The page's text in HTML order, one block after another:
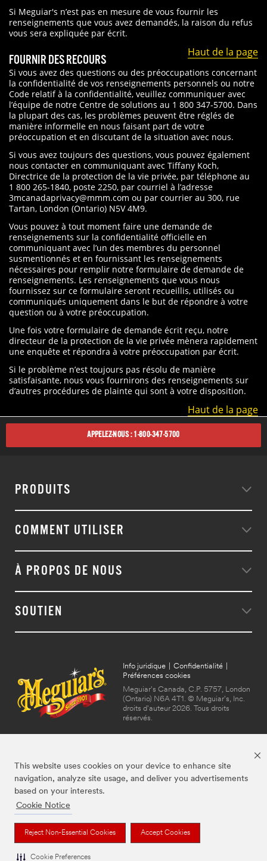
This website uses cookies on your device to enhance site
navigation, analyze site usage, and deliver you advertisements
based on your interests.
Cookie Notice
Reject Non-Essential Cookies Accept Cookies
Cookie Preferences
Si Meguiar's n’est pas en mesure de vous fournir les
renseignements que vous avez demandés, la raison du refus
vous sera expliquée par écrit.
Haut de la page
FOURNIR DES RECOURS
Si vous avez des questions ou des préoccupations concernant
la confidentialité de vos renseignements personnels ou notre
Code relatif à la confidentialité, veuillez communiquer avec
l’équipe de notre Centre de solutions au 1 800 347-5700. Dans
la plupart des cas, les problèmes peuvent être réglés de
manière informelle en nous faisant part de votre
préoccupation et en discutant de la situation avec nous.
Si vous avez toujours des questions, vous pouvez également
nous contacter en communiquant avec Tiffany Koch,
Directrice de la protection de la vie privée, par téléphone au
1 800 265-1840, poste 2250, par courriel à l’adresse
3mcanadaprivacy@mmm.com ou par courrier au 300, rue
Tartan, London (Ontario) N5V 4M9.
Vous pouvez à tout moment faire une demande de
renseignements sur la confidentialité officielle en
communiquant avec l’un des membres du personnel
susmentionnés et en fournissant les renseignements
nécessaires pour remplir notre formulaire de demande de
renseignements. Les renseignements que vous nous
fournissez sur ce formulaire seront recueillis, utilisés ou
communiqués uniquement dans le but de répondre à votre
question ou à votre préoccupation.
Une fois votre formulaire de demande écrit reçu, notre
directeur de la protection de la vie privée mènera rapidement
une enquête et répondra à votre préoccupation par écrit.
Si le problème n’est toujours pas résolu de manière
satisfaisante, nous vous fournirons des renseignements sur
d’autres procédures de plainte qui sont à votre disposition.
Haut de la page
APPELEZ-NOUS : 1-800-347-5700
PRODUITS
COMMENT UTILISER
À PROPOS DE NOUS
SOUTIEN
Info juridique Confidentialité
Préférences cookies
Meguiar's Canada, C.P. 5757, London
(Ontario) N6A 4T1. © Meguiar's, Inc.
droits d'auteur 2026. Tous droits
réservés.
Meguiar's, utilisées sous licence au Canada.